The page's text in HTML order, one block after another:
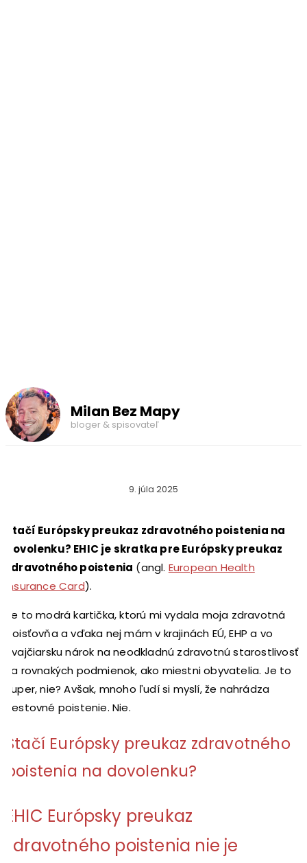
Milan Bez Mapy
bloger & spisovateľ
9. júla 2025
Stačí Európsky preukaz zdravotného poistenia na
dovolenku? EHIC je skratka pre Európsky preukaz
zdravotného poistenia (angl. European Health
Insurance Card).
Je to modrá kartička, ktorú mi vydala moja zdravotná
poisťovňa a vďaka nej mám v krajinách EÚ, EHP a vo
Švajčiarsku nárok na neodkladnú zdravotnú starostlivosť
za rovnakých podmienok, ako miestni obyvatelia. Je to
super, nie? Avšak, mnoho ľudí si myslí, že nahrádza
cestovné poistenie. Nie.
Stačí Európsky preukaz zdravotného
poistenia na dovolenku?
EHIC Európsky preukaz
zdravotného poistenia nie je